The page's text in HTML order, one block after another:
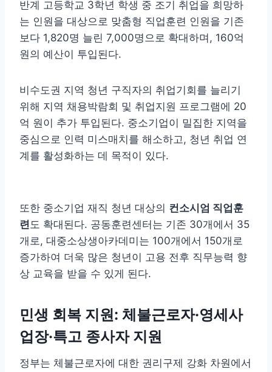
반계 고등학교 3학년 학생 중 조기 취업을 희망하
는 인원을 대상으로 맞춤형 직업훈련 인원을 기존
보다 1,820명 늘린 7,000명으로 확대하며, 160억
원의 예산이 투입된다.
비수도권 지역 청년 구직자의 취업기회를 늘리기
위해 지역 채용박람회 및 취업지원 프로그램에 20
억 원이 추가 투입된다. 중소기업이 밀집한 지역을
중심으로 인력 미스매치를 해소하고, 청년 취업 연
계를 활성화하는 데 목적이 있다.
또한 중소기업 재직 청년 대상의 컨소시엄 직업훈
련 도 확대된다. 공동훈련센터는 기존 30개에서 35
개로, 대중소상생아카데미는 100개에서 150개로
증가하여 더욱 많은 청년이 고용 전후 직무능력 향
상 교육을 받을 수 있게 된다.
민생 회복 지원: 체불근로자·영세사
업장·특고 종사자 지원
정부는 체불근로자에 대한 권리구제 강화 차원에서